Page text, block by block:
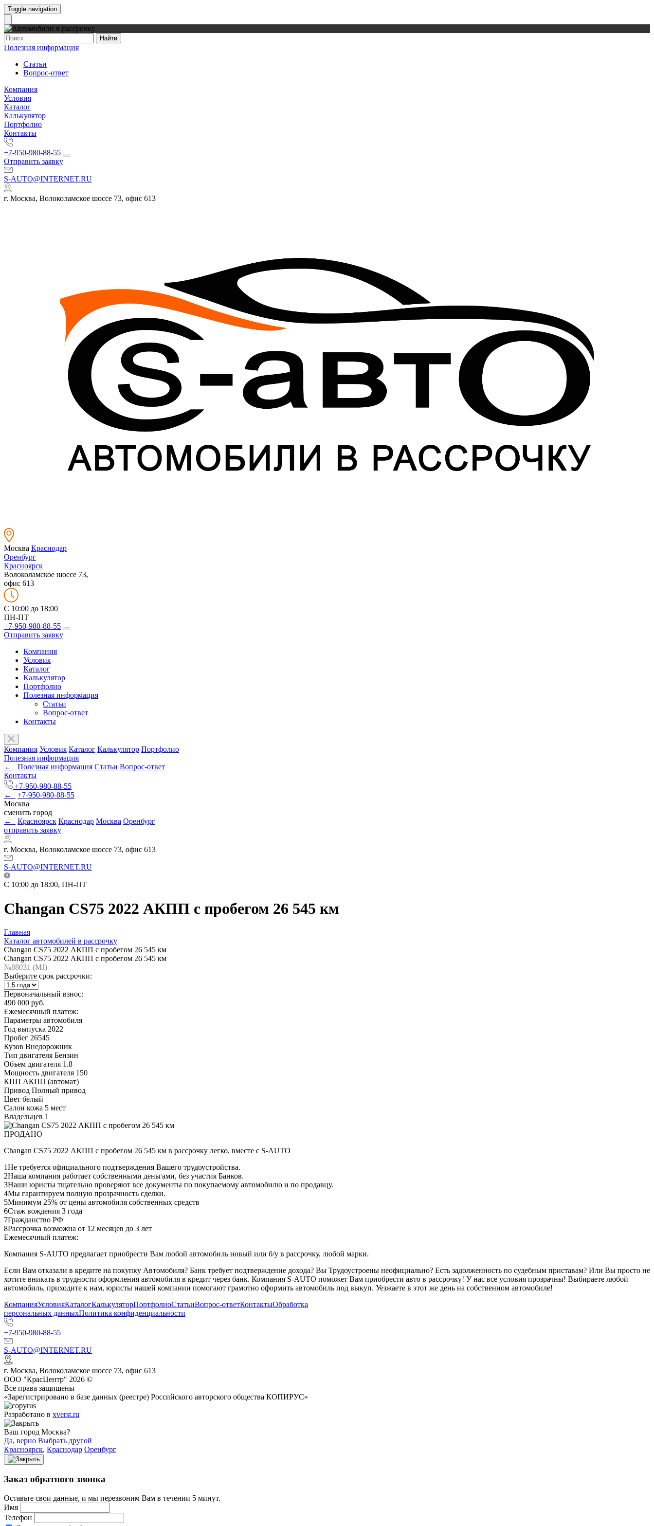
Toggle navigation
Найти
Полезная информация
Статьи
Вопрос-ответ
Компания
Условия
Каталог
Калькулятор
Портфолио
Контакты
+7-950-980-88-55
Отправить заявку
S-AUTO@INTERNET.RU
г. Москва, Волоколамское шоссе 73, офис 613
Москва Краснодар
Оренбург
Красноярск
Волоколамское шоссе 73,
офис 613
C 10:00 до 18:00
ПН-ПТ
+7-950-980-88-55
Отправить заявку
Компания
Условия
Каталог
Калькулятор
Портфолио
Полезная информация
Статьи
Вопрос-ответ
Контакты
Компания Условия Каталог Калькулятор Портфолио
Полезная информация
←
Полезная информация Статьи Вопрос-ответ
Контакты
+7-950-980-88-55
←
+7-950-980-88-55
Москва
сменить город
←
Красноярск Краснодар Москва Оренбург
отправить заявку
г. Москва, Волоколамское шоссе 73, офис 613
S-AUTO@INTERNET.RU
C 10:00 до 18:00, ПН-ПТ
Changan CS75 2022 АКПП с пробегом 26 545 км
Главная
Каталог автомобилей в рассрочку
Changan CS75 2022 АКПП с пробегом 26 545 км
Changan CS75 2022 АКПП с пробегом 26 545 км
№88031 (МJ)
Выберите срок рассрочки:
Первоначальный взнос:
490 000 руб.
Ежемесячный платеж:
Параметры автомобиля
Год выпуска 2022
Пробег 26545
Кузов Внедорожник
Тип двигателя Бензин
Объем двигателя 1.8
Мощность двигателя 150
КПП АКПП (автомат)
Привод Полный привод
Цвет белый
Салон кожа 5 мест
Владельцев 1
ПРОДАНО
Changan CS75 2022 АКПП с пробегом 26 545 км в рассрочку легко, вместе с S-AUTO
1Не требуется официального подтверждения Вашего трудоустройства.
2Наша компания работает собственными деньгами, без участия Банков.
3Наши юристы тщательно проверяют все документы по покупаемому автомобилю и по продавцу.
4Мы гарантируем полную прозрачность сделки.
5Минимум 25% от цены автомобиля собственных средств
6Стаж вождения 3 года
7Гражданство РФ
8Рассрочка возможна от 12 месяцев до 3 лет
Ежемесячный платеж:
Компания S-AUTO предлагает приобрести Вам любой автомобиль новый или б/у в рассрочку, любой марки.
Если Вам отказали в кредите на покупку Автомобиля? Банк требует подтверждение дохода? Вы Трудоустроены неофициально? Есть задолженность по судебным приставам? Или Вы просто не
хотите вникать в трудности оформления автомобиля в кредит через банк. Компания S-AUTO поможет Вам приобрести авто в рассрочку! У нас все условия прозрачны! Выбираете любой
автомобиль, приходите к нам, юристы нашей компании помогают грамотно оформить автомобиль под выкуп. Уезжаете в этот же день на собственном автомобиле!
КомпанияУсловияКаталогКалькуляторПортфолиоСтатьиВопрос-ответКонтактыОбработка
персональных данныхПолитика конфиденциальности
+7-950-980-88-55
S-AUTO@INTERNET.RU
г. Москва, Волоколамское шоссе 73, офис 613
ООО "КрасЦентр" 2026 ©
Все права защищены
«Зарегистрировано в базе данных (реестре) Российского авторского общества КОПИРУС»
Разработано в xverst.ru
Ваш город Москва?
Да, верно Выбрать другой
Красноярск, Краснодар Оренбург
Заказ обратного звонка
Оставьте свои данные, и мы перезвоним Вам в течении 5 минут.
Имя
Телефон